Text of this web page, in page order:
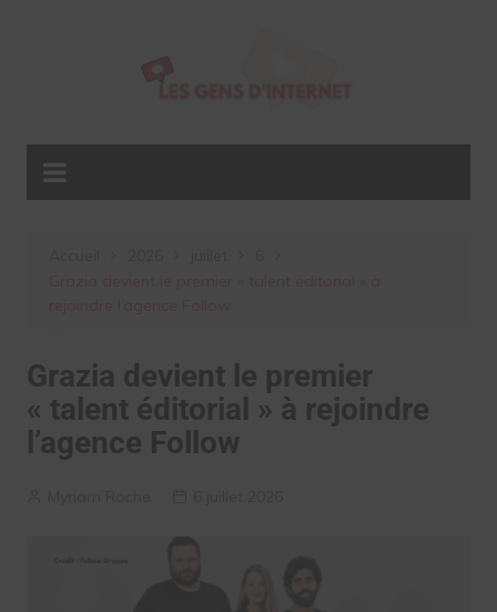
Grazia devient le premier
« talent éditorial » à rejoindre
l’agence Follow